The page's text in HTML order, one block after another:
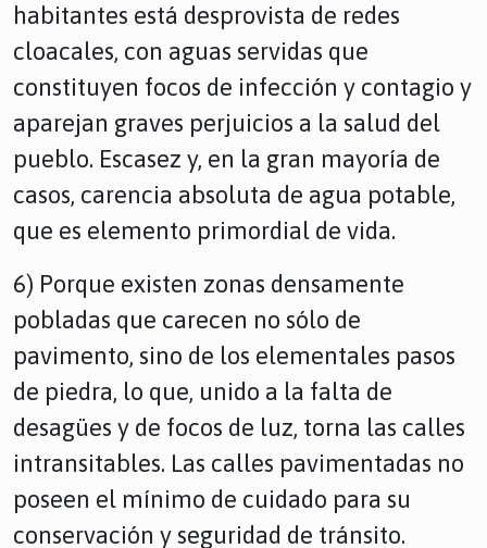
habitantes está desprovista de redes
cloacales, con aguas servidas que
constituyen focos de infección y contagio y
aparejan graves perjuicios a la salud del
pueblo. Escasez y, en la gran mayoría de
casos, carencia absoluta de agua potable,
que es elemento primordial de vida.
6) Porque existen zonas densamente
pobladas que carecen no sólo de
pavimento, sino de los elementales pasos
de piedra, lo que, unido a la falta de
desagües y de focos de luz, torna las calles
intransitables. Las calles pavimentadas no
poseen el mínimo de cuidado para su
conservación y seguridad de tránsito.